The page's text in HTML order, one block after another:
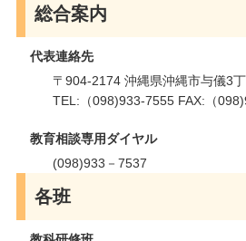
総合案内
代表連絡先
〒904-2174 沖縄県沖縄市与儀3
TEL:（098)933-7555 FAX:（
教育相談専用ダイヤル
(098)933－7537
各班